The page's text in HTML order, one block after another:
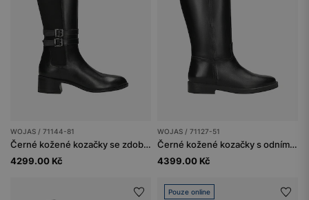
WOJAS / 71144-81
Černé kožené kozačky se zdobnými sponami
4299.00 Kč
WOJAS / 71127-51
Černé kožené kozačky s odnímatelnou ozdobou
4399.00 Kč
Pouze online